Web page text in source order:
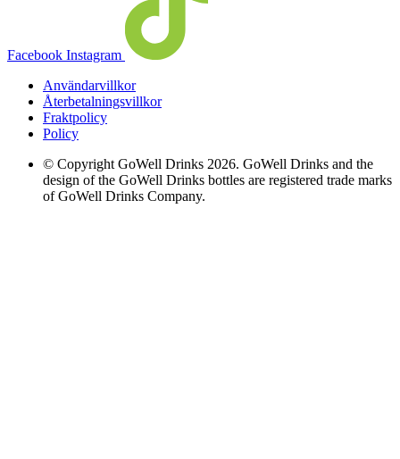
Facebook Instagram
Användarvillkor
Återbetalningsvillkor
Fraktpolicy
Policy
© Copyright GoWell Drinks 2026. GoWell Drinks and the
design of the GoWell Drinks bottles are registered trade marks
of GoWell Drinks Company.